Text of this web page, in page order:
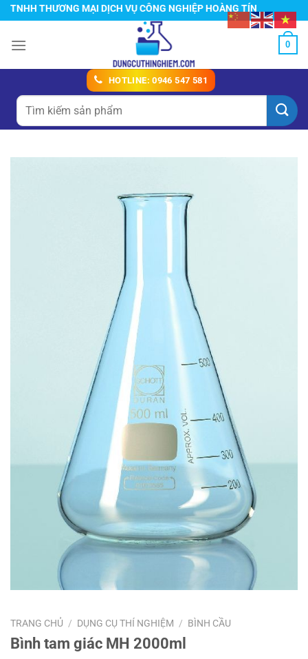
Chuyển
đến
nội
THƯƠNG MẠI DỊCH VỤ CÔNG NGHIỆP HOÀNG TÍN
0
HOTLINE: 0946 547 581
Tìm
kiếm:
TRANG CHỦ / DỤNG CỤ THÍ NGHIỆM / BÌNH CẦU
Bình tam giác MH 2000ml